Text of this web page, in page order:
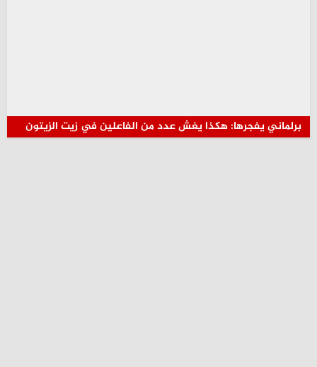
برلماني يفجرها: هكذا يغش عدد من الفاعلين في زيت الزيتون